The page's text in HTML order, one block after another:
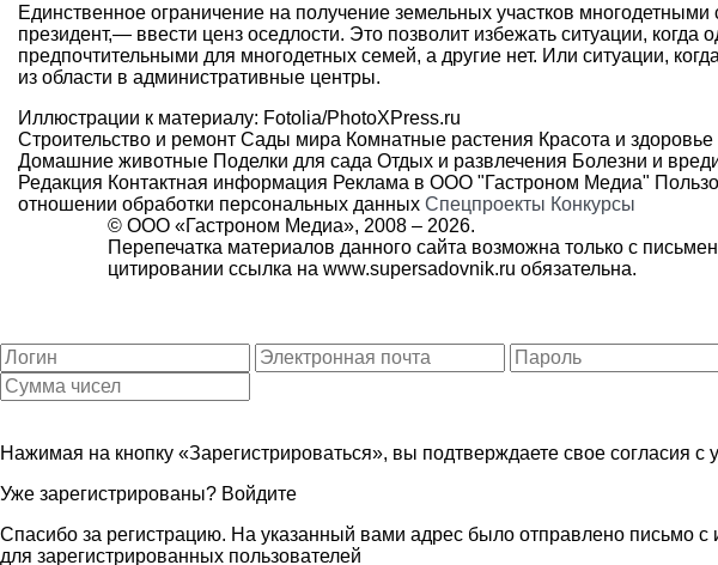
Единственное ограничение на получение земельных участков
президент,— ввести ценз оседлости. Это позволит избежать ситуации, когда
предпочтительными для многодетных семей, а другие нет. Или ситуации,
из области в административные центры.
Иллюстрации к материалу: Fotolia/PhotoXPress.ru
Строительство и ремонт Сады мира Комнатные растения Красота и здоровье
Домашние животные Поделки для сада Отдых и развлечения Болезни и
Редакция Контактная информация Реклама в ООО "Гастроном Медиа"
отношении обработки персональных данных Спецпроекты Конкурсы
© ООО «Гастроном Медиа», 2008 – 2026.
Перепечатка материалов данного сайта возможна только с
цитировании ссылка на www.supersadovnik.ru обязательна.
Нажимая на кнопку «Зарегистрироваться», вы подтверждаете свое согласия с
Уже зарегистрированы? Войдите
Спасибо за регистрацию. На указанный вами адрес было отправлено письмо с
для зарегистрированных пользователей